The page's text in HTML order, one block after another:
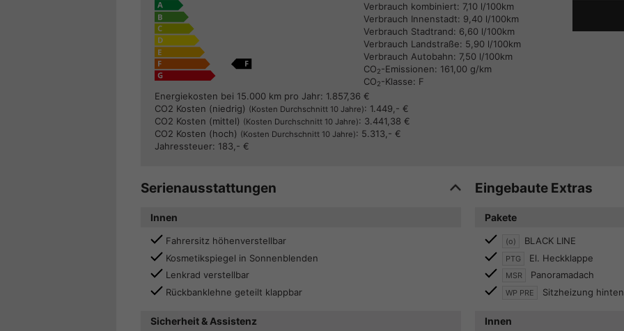
Verbrauch kombiniert: 7,10 l/100km
Verbrauch Innenstadt: 9,40 l/100km
Verbrauch Stadtrand: 6,60 l/100km
Verbrauch Landstraße: 5,90 l/100km
Verbrauch Autobahn: 7,50 l/100km
CO2-Emissionen: 161,00 g/km
CO2-Klasse: F
Energiekosten bei 15.000 km pro Jahr: 1.857,36 €
CO2 Kosten (niedrig) (Kosten Durchschnitt 10 Jahre): 1.449,- €
CO2 Kosten (mittel) (Kosten Durchschnitt 10 Jahre): 3.441,38 €
CO2 Kosten (hoch) (Kosten Durchschnitt 10 Jahre): 5.313,- €
Jahressteuer: 183,- €
Serienausstattungen
Innen
Fahrersitz höhenverstellbar
Kosmetikspiegel in Sonnenblenden
Lenkrad verstellbar
Rückbanklehne geteilt klappbar
Sicherheit & Assistenz
Eingebaute Extras
Pakete
(o) BLACK LINE
PTG El. Heckklappe
MSR Panoramadach
WP PRE Sitzheizung
Innen